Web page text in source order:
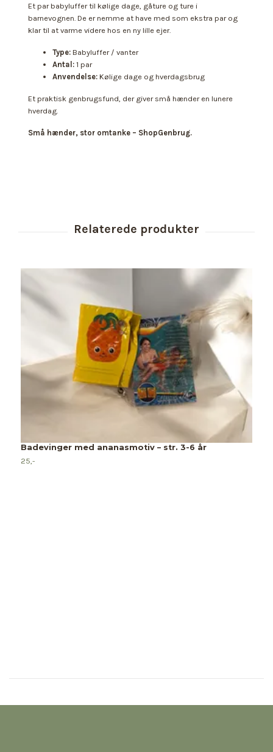
Et par babyluffer til kølige dage, gåture og ture i
barnevognen. De er nemme at have med som ekstra par og
klar til at varme videre hos en ny lille ejer.
Type: Babyluffer / vanter
Antal: 1 par
Anvendelse: Kølige dage og hverdagsbrug
Et praktisk genbrugsfund, der giver små hænder en lunere
hverdag.
Små hænder, stor omtanke – ShopGenbrug.
Badevinger med ananasmotiv – str. 3-6 år
25,-